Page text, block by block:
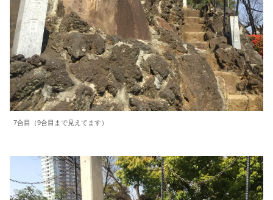
7合目（9合目まで見えてます）